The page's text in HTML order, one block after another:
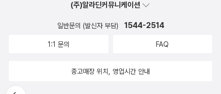
뒤로가
(주)알라딘커뮤니케이션
일반문의 (발신자 부담) 1544-2514
1:1 문의 FAQ
중고매장 위치, 영업시간 안내